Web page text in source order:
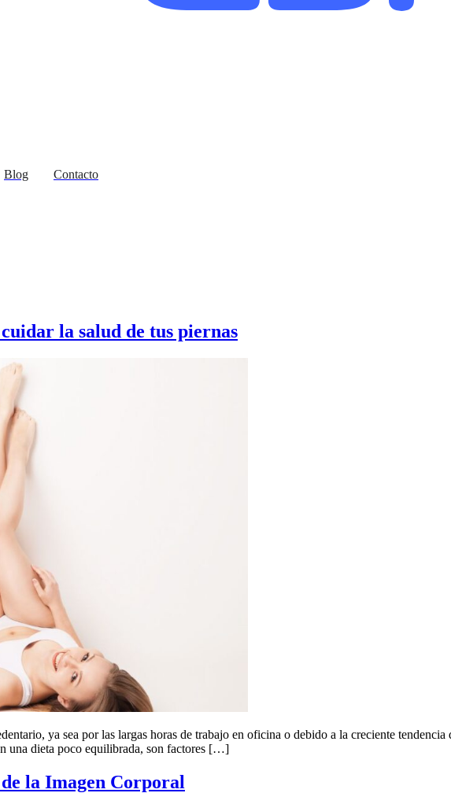
Blog
Contacto
la salud de tus piernas
ya sea por las largas horas de trabajo en oficina o debido a la creciente
una dieta poco equilibrada, son factores […]
la Imagen Corporal